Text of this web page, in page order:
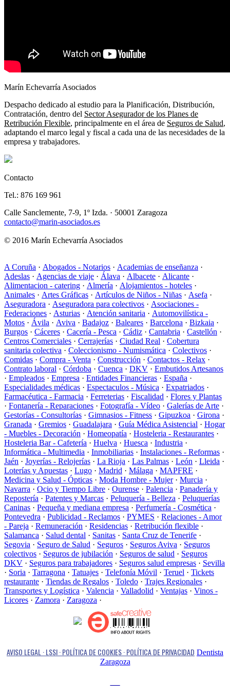
Marín Echevarría Asociados
Despacho dedicado al estudio para la Planificación, Distribución,
Contratación, dentro del Sector Asegurador de los Planes de
Retribución Flexible, principalmente en el área de Seguros de Salud,
adaptando el marco legal y fiscal a cada una de las necesidades de la
empresa y trabajadores.
Contacto
Tel.: 876 169 961
Calle Sanclemente, 7-9, 1º Izda. · 50001 Zaragoza
contacto@marin-asociados.es
© 2016 Marín Echevarría Asociados
A Coruña · Abogados - Notarios · Academias de enseñanza ·
Adeslas · Agencias de viaje · Álava · Albacete · Alicante ·
Alimentacion - catering · Almería · Alojamientos - hoteles ·
Animales · Artes Gráficas · Artículos de Niños - Niñas · Asefa ·
Aseguradora · Aseguradora para colectivos · Asociaciones -
Federaciones · Asturias · Atención sanitaria · Automovilística -
Motos · Ávila · Aviva · Badajoz · Baleares · Barcelona · Bizkaia ·
Burgos · Cáceres · Cacería - Pesca · Cádiz · Cantabria · Castellón ·
Centros Comerciales · Cerrajerías · Ciudad Real · Cobertura
sanitaria colectiva · Coleccionismo - Numismática · Colectivos ·
Comidas · Compra - Venta · Construcción · Contactos - Relax ·
Contrato laboral · Córdoba · Cuenca · DKV · Embutidos Artesanos
· Empleados · Empresa · Entidades Financieras · España ·
Especialidades médicas · Espectaculos - Música · Expatriados ·
Farmacéutica - Farmacia · Ferreterias · Fiscalidad · Flores y Plantas
· Fontanería - Reparaciones · Fotografía - Vídeo · Galerías de Arte ·
Gestorías - Consultorías · Gimnasios - Fitness · Gipuzkoa · Girona ·
Granada · Gremios · Guadalajara · Guía Médica Asistencial · Hogar
- Muebles - Decoración · Homeopatía · Hosteleria - Restaurantes ·
Hosteleria Bar - Cafetería · Huelva · Huesca · Industria ·
Informática - Multimedia · Inmobiliarias · Instalaciones - Reformas ·
Jaén · Joyerías - Relojerías · La Rioja · Las Palmas · León · Lleida ·
Loterías y Apuestas · Lugo · Madrid · Málaga · MAPFRE ·
Medicina y Salud - Ópticas · Moda Hombre - Mujer· Murcia ·
Navarra · Ocio y Tiempo Libre · Ourense · Palencia · Panadería y
Repostería · Patentes y Marcas · Peluquería - Belleza · Peluquerías
Caninas · Pequeña y mediana empresa · Perfumería - Cosmética ·
Pontevedra · Publicidad - Reclamos · PYMES · Relaciones - Amor
- Pareja · Remuneración · Residencias · Retribución flexible ·
Salamanca · Salud dental · Sanitas · Santa Cruz de Tenerife ·
Segovia · Seguro de Salud · Seguros · Seguros Aviva · Seguros
colectivos · Seguros de jubilación · Seguros de salud · Seguros
DKV · Seguros para trabajadores · Seguros salud empresas · Sevilla
· Soria · Tarragona · Tatuajes · Telefonía Móvil · Teruel · Tickets
restaurante · Tiendas de Regalos · Toledo · Trajes Regionales ·
Transportes y Logística · Valencia · Valladolid · Ventajas · Vinos -
Licores · Zamora · Zaragoza ·
AVISO LEGAL · LSSI · POLÍTICA DE COOKIES · POLÍTICA DE PRIVACIDAD Dentista
Zaragoza